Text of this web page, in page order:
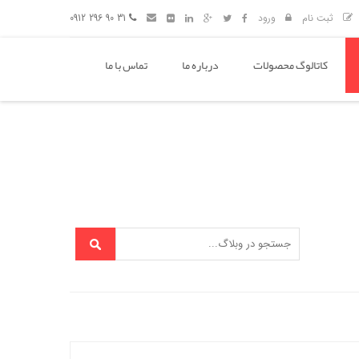
ثبت نام ورود
کاتالوگ محصولات درباره ما تماس با ما